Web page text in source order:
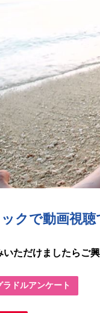
クで動画視聴
ただけましたらご興
ドルアンケート